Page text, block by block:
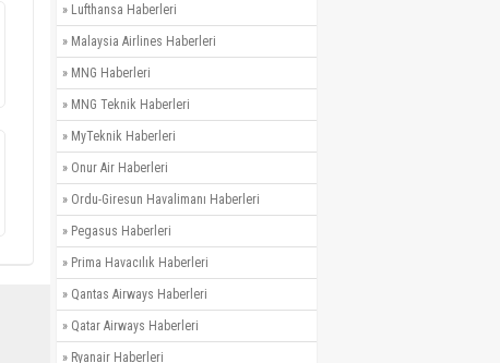
» Lufthansa Haberleri
» Malaysia Airlines Haberleri
» MNG Haberleri
» MNG Teknik Haberleri
» MyTeknik Haberleri
» Onur Air Haberleri
» Ordu-Giresun Havalimanı Haberleri
» Pegasus Haberleri
» Prima Havacılık Haberleri
» Qantas Airways Haberleri
» Qatar Airways Haberleri
» Ryanair Haberleri